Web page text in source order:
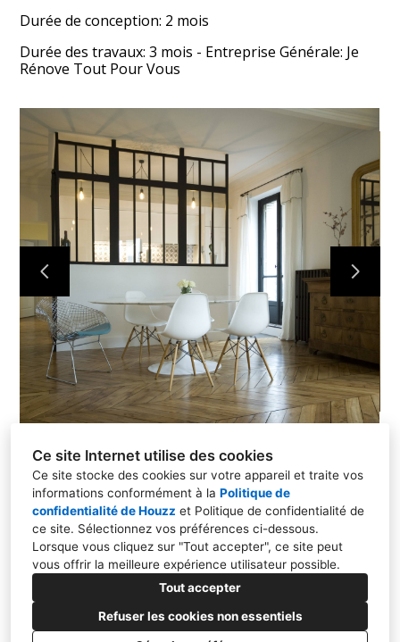
Ce site Internet utilise des cookies
Ce site stocke des cookies sur votre appareil et traite vos
informations conformément à la Politique de
confidentialité de Houzz et Politique de confidentialité de
ce site. Sélectionnez vos préférences ci-dessous.
Lorsque vous cliquez sur "Tout accepter", ce site peut
vous offrir la meilleure expérience utilisateur possible.
Tout accepter
Refuser les cookies non essentiels
ACCUEIL
RÉALISATIONS
CONTACT
Durée de conception: 2 mois
Durée des travaux: 3 mois - Entreprise Générale: Je
Rénove Tout Pour Vous
75002, PARIS
06 82 32 26 98
contact@atelierdesmille.com